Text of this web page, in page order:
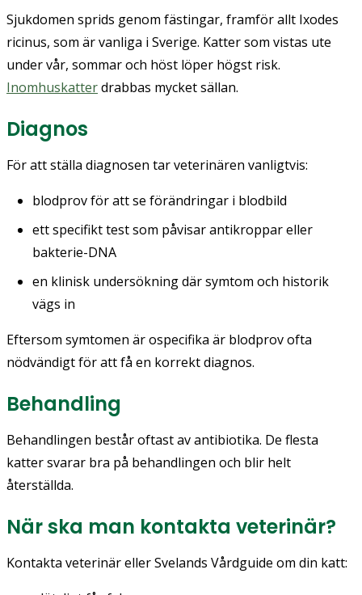
Sjukdomen sprids genom fästingar, framför allt Ixodes
ricinus, som är vanliga i Sverige. Katter som vistas ute
under vår, sommar och höst löper högst risk.
Inomhuskatterdrabbas mycket sällan.
Diagnos
För att ställa diagnosen tar veterinären vanligtvis:
blodprov för att se förändringar i blodbild
ett specifikt test som påvisar antikroppar eller
bakterie-DNA
en klinisk undersökning där symtom och historik
vägs in
Eftersom symtomen är ospecifika är blodprov ofta
nödvändigt för att få en korrekt diagnos.
Behandling
Behandlingen består oftast av antibiotika. De flesta
katter svarar bra på behandlingen och blir helt
återställda.
När ska man kontakta veterinär?
Kontakta veterinär eller Svelands Vårdguide om din katt: